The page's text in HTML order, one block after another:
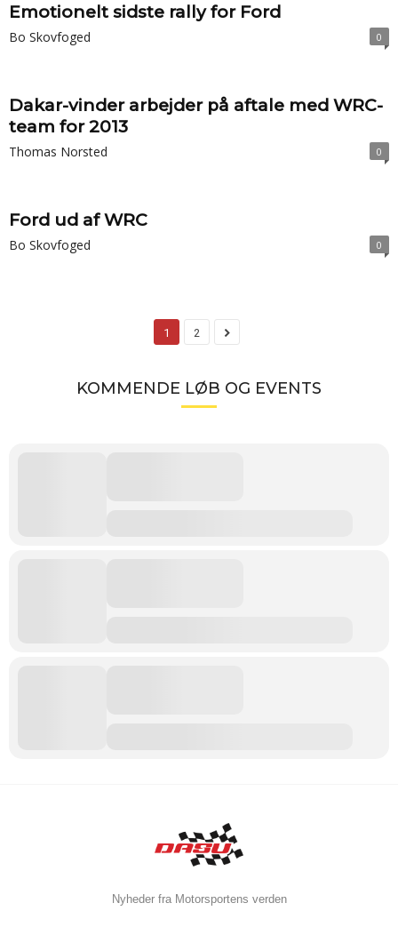
Emotionelt sidste rally for Ford
Bo Skovfoged 0
Dakar-vinder arbejder på aftale med WRC-
team for 2013
Thomas Norsted 0
Ford ud af WRC
Bo Skovfoged 0
1 2
KOMMENDE LØB OG EVENTS
Nyheder fra Motorsportens verden